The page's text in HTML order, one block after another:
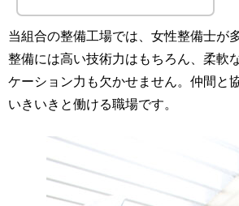
当組合の整備工場では、女性整備士
整備には高い技術力はもちろん、柔軟
ケーション力も欠かせません。仲間と
いきいきと働ける職場です。